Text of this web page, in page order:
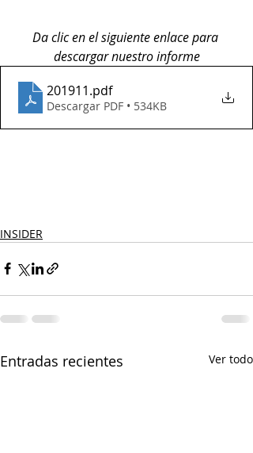
Da clic en el siguiente enlace para
descargar nuestro informe
201911.pdf
Descargar PDF • 534KB
INSIDER
Entradas recientes Ver todo